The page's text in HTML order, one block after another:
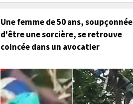
Une femme de 50 ans, soupçonnée
d'être une sorcière, se retrouve
coincée dans un avocatier